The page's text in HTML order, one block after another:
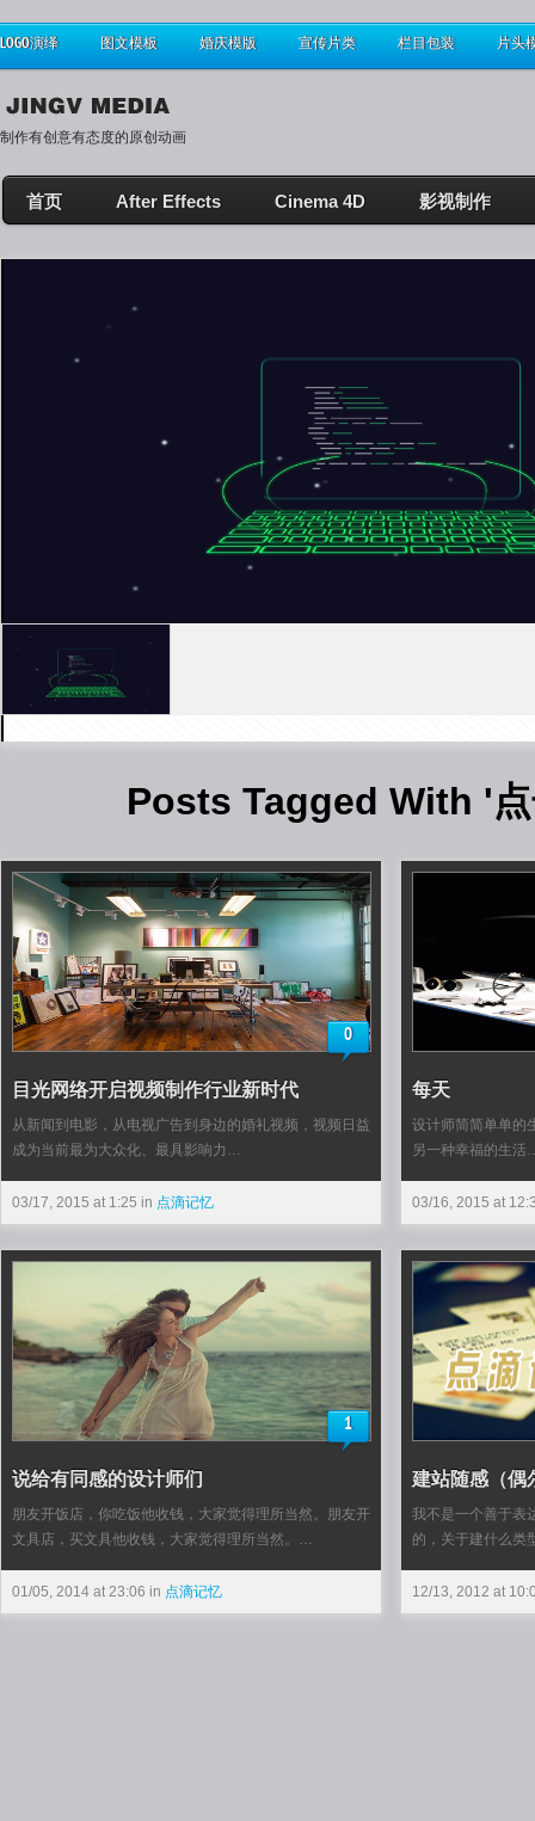
LOGO演绎 图文模板 婚庆模版 宣传片类 栏目包装 片头
制作有创意有态度的原创动画
首页 After Effects Cinema 4D 影视制作
Posts Tagged With '
0
目光网络开启视频制作行业新时代
从新闻到电影，从电视广告到身边的婚礼视频，视频日益
成为当前最为大众化、最具影响力…
03/17, 2015 at 1:25 in 点滴记忆
每天
设计师简简单单的
另一种幸福的生
03/16, 2015 at
1
说给有同感的设计师们
朋友开饭店，你吃饭他收钱，大家觉得理所当然。朋友开
文具店，买文具他收钱，大家觉得理所当然。…
01/05, 2014 at 23:06 in 点滴记忆
建站随感（偶
我不是一个善于表
的，关于建什么
12/13, 2012 at